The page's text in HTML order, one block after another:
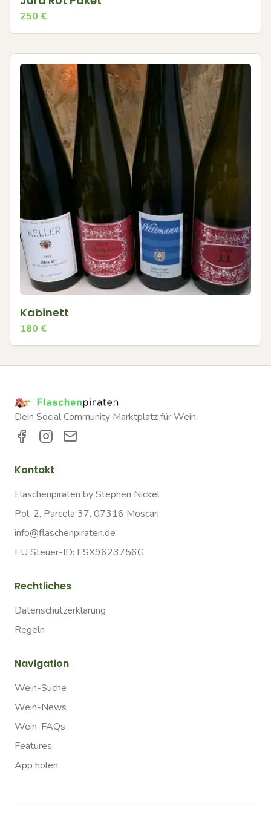
250 €
Kabinett
180 €
Dein Social Community Marktplatz für Wein.
Kontakt
Flaschenpiraten by Stephen Nickel
Pol. 2, Parcela 37, 07316 Moscari
info@flaschenpiraten.de
EU Steuer-ID: ESX9623756G
Rechtliches
Datenschutzerklärung
Regeln
Navigation
Wein-Suche
Wein-News
Wein-FAQs
Features
App holen